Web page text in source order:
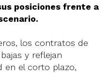
posiciones frente a
los contratos de
y reflejan
en el corto plazo,